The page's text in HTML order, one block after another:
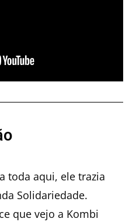
toda aqui, ele trazia
Solidariedade.
que vejo a Kombi